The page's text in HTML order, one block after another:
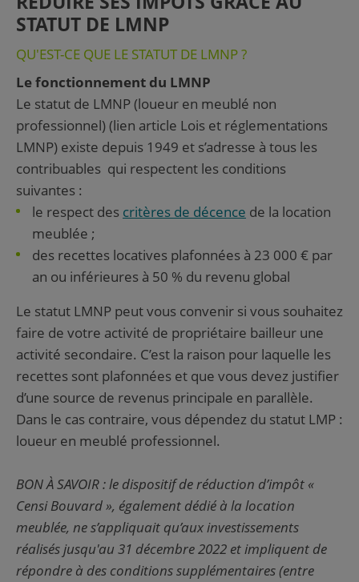
STATUT DE LMNP
QU'EST-CE QUE LE STATUT DE LMNP ?
Le fonctionnement du LMNP
Le statut de LMNP (loueur en meublé non
professionnel) (lien article Lois et réglementations
LMNP) existe depuis 1949 et s’adresse à tous les
contribuables qui respectent les conditions
suivantes :
le respect des critères de décence de la location
meublée ;
des recettes locatives plafonnées à 23 000 € par
an ou inférieures à 50 % du revenu global
Le statut LMNP peut vous convenir si vous souhaitez
faire de votre activité de propriétaire bailleur une
activité secondaire. C’est la raison pour laquelle les
recettes sont plafonnées et que vous devez justifier
d’une source de revenus principale en parallèle.
Dans le cas contraire, vous dépendez du statut LMP :
loueur en meublé professionnel.
BON À SAVOIR : le dispositif de réduction d’impôt «
Censi Bouvard », également dédié à la location
meublée, ne s’appliquait qu’aux investissements
réalisés jusqu'au 31 décembre 2022 et impliquent de
répondre à des conditions supplémentaires (entre